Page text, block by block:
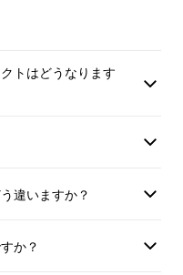
トはどうなります
違いますか？
か？